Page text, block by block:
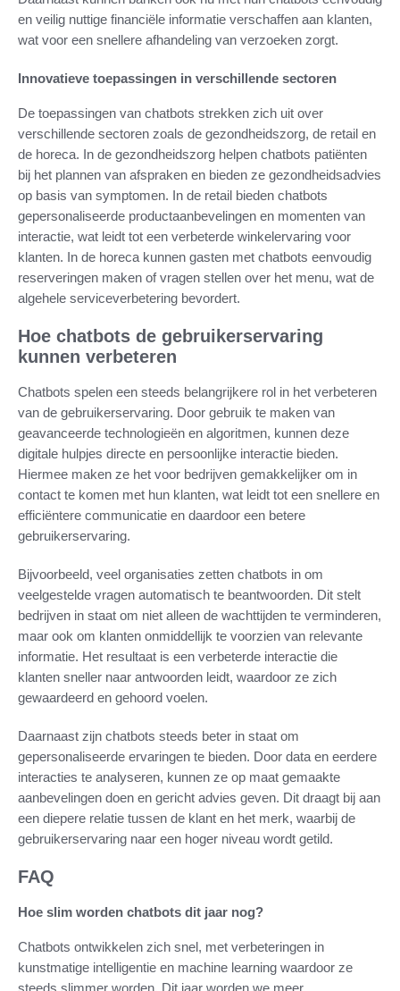
en veilig nuttige financiële informatie verschaffen aan klanten,
wat voor een snellere afhandeling van verzoeken zorgt.
Innovatieve toepassingen in verschillende sectoren
De toepassingen van chatbots strekken zich uit over
verschillende sectoren zoals de gezondheidszorg, de retail en
de horeca. In de gezondheidszorg helpen chatbots patiënten
bij het plannen van afspraken en bieden ze gezondheidsadvies
op basis van symptomen. In de retail bieden chatbots
gepersonaliseerde productaanbevelingen en momenten van
interactie, wat leidt tot een verbeterde winkelervaring voor
klanten. In de horeca kunnen gasten met chatbots eenvoudig
reserveringen maken of vragen stellen over het menu, wat de
algehele serviceverbetering bevordert.
Hoe chatbots de gebruikerservaring
kunnen verbeteren
Chatbots spelen een steeds belangrijkere rol in het verbeteren
van de gebruikerservaring. Door gebruik te maken van
geavanceerde technologieën en algoritmen, kunnen deze
digitale hulpjes directe en persoonlijke interactie bieden.
Hiermee maken ze het voor bedrijven gemakkelijker om in
contact te komen met hun klanten, wat leidt tot een snellere en
efficiëntere communicatie en daardoor een betere
gebruikerservaring.
Bijvoorbeeld, veel organisaties zetten chatbots in om
veelgestelde vragen automatisch te beantwoorden. Dit stelt
bedrijven in staat om niet alleen de wachttijden te verminderen,
maar ook om klanten onmiddellijk te voorzien van relevante
informatie. Het resultaat is een verbeterde interactie die
klanten sneller naar antwoorden leidt, waardoor ze zich
gewaardeerd en gehoord voelen.
Daarnaast zijn chatbots steeds beter in staat om
gepersonaliseerde ervaringen te bieden. Door data en eerdere
interacties te analyseren, kunnen ze op maat gemaakte
aanbevelingen doen en gericht advies geven. Dit draagt bij aan
een diepere relatie tussen de klant en het merk, waarbij de
gebruikerservaring naar een hoger niveau wordt getild.
FAQ
Hoe slim worden chatbots dit jaar nog?
Chatbots ontwikkelen zich snel, met verbeteringen in
kunstmatige intelligentie en machine learning waardoor ze
steeds slimmer worden. Dit jaar worden we meer